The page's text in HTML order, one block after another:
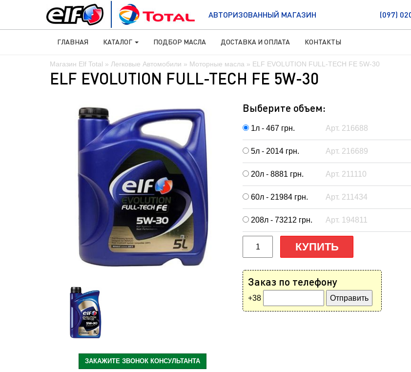
Магазин Elf Total » Легковые Автомобили » Моторные масла » ELF EVOLUTION FULL-TECH FE 5W-30
ELF EVOLUTION FULL-TECH FE 5W-30
ЗАКАЖИТЕ ЗВОНОК КОНСУЛЬТАНТА
Выберите объем:
1л - 467 грн. Арт. 216688
5л - 2014 грн. Арт. 216689
20л - 8881 грн. Арт. 211110
60л - 21984 грн. Арт. 211434
208л - 73212 грн. Арт. 194811
КУПИТЬ
Заказ по телефону
+38
АВТОРИЗОВАННЫЙ МАГАЗИН (097)
ГЛАВНАЯ КАТАЛОГ ПОДБОР МАСЛА ДОСТАВКА И ОПЛАТА КОНТАКТЫ